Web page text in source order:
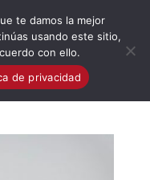
te damos la mejor
usando este sitio,
con ello.
de privacidad